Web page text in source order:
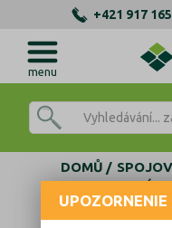
+421 917
menu
DOMŮ
SPOJOVACÍ
Závěs
UPOZORNENIE